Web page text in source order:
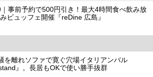
事前予約で500円引き！最大4時間食べ飲み放
ビュッフェ開催『reDine 広島』
を離れソファで寛ぐ穴場イタリアンバル
』。長居もOKで使い勝手抜群